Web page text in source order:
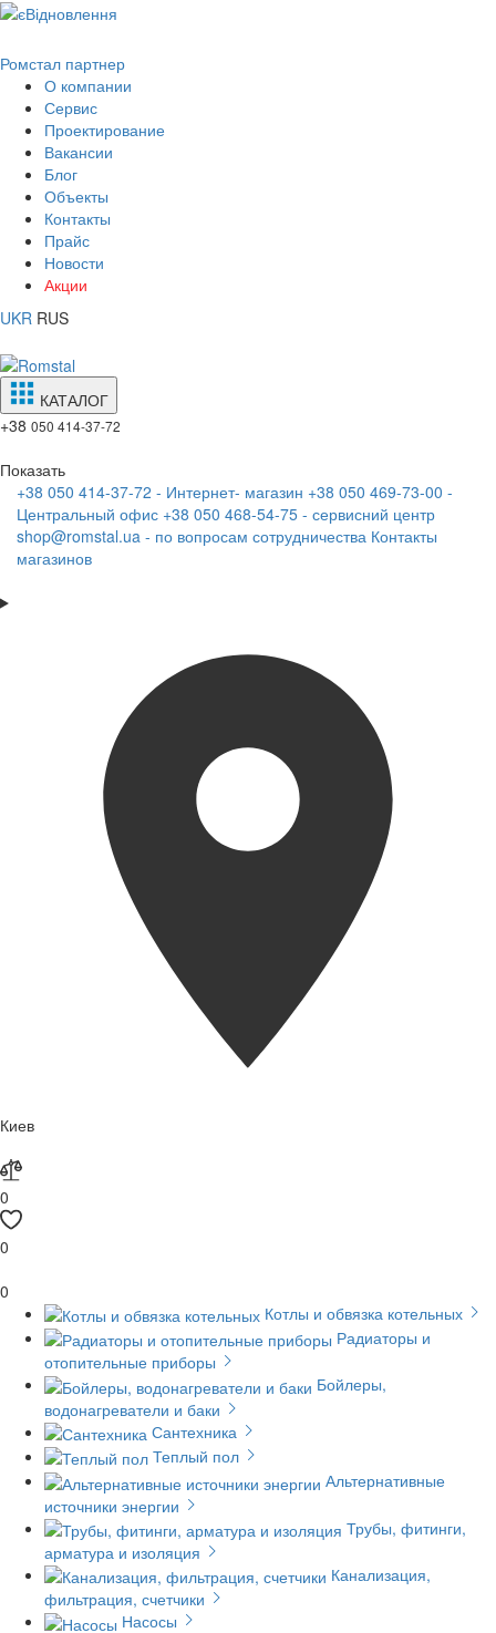
Ромстал партнер
О компании
Сервис
Проектирование
Вакансии
Блог
Объекты
Контакты
Прайс
Новости
Акции
UKR RUS
КАТАЛОГ
+38 050 414-37-72
Показать
+38 050 414-37-72 - Интернет- магазин +38 050 469-73-00 -
Центральный офис +38 050 468-54-75 - сервисний центр
shop@romstal.ua - по вопросам сотрудничества Контакты
магазинов
Киев
0
0
0
Котлы и обвязка котельных
Радиаторы и
отопительные приборы
Бойлеры,
водонагреватели и баки
Сантехника
Теплый пол
Альтернативные
источники энергии
Трубы, фитинги,
арматура и изоляция
Канализация,
фильтрация, счетчики
Насосы